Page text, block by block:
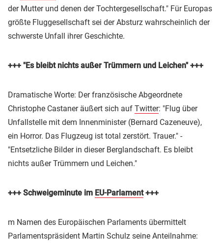
der Mutter und denen der Tochtergesellschaft." Für Europas
größte Fluggesellschaft sei der Absturz wahrscheinlich der
schwerste Unfall ihrer Geschichte.
+++ "Es bleibt nichts außer Trümmern und Leichen" +++
Dramatische Worte: Der französische Abgeordnete
Christophe Castaner äußert sich auf Twitter: "Flug über
Unfallstelle mit dem Innenminister (Bernard Cazeneuve),
ein Horror. Das Flugzeug ist total zerstört. Trauer." -
"Entsetzliche Bilder in dieser Berglandschaft. Es bleibt
nichts außer Trümmern und Leichen."
+++ Schweigeminute im EU-Parlament+++
m Namen des Europäischen Parlaments übermittelt
Parlamentspräsident Martin Schulz seine Anteilnahme: